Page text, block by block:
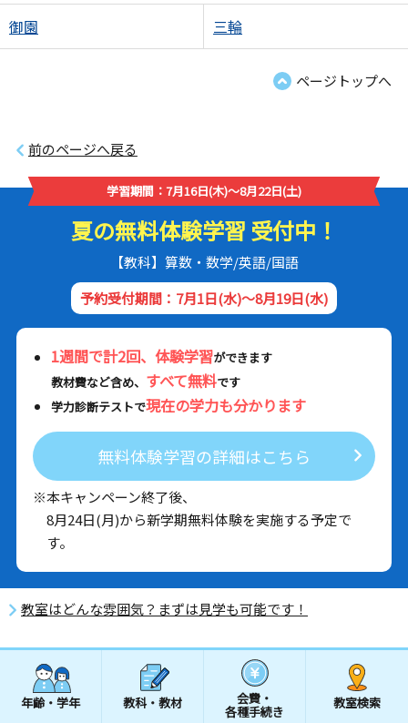
御園 三輪
ページトップへ
前のページへ戻る
学習期間：7月16日(木)～8月22日(土)
夏の無料体験学習 受付中！
【教科】算数・数学/英語/国語
予約受付期間：7月1日(水)～8月19日(水)
1週間で計2回、体験学習ができます
教材費など含め、 すべて無料です
学力診断テストで現在の学力も分かります
無料体験学習の詳細はこちら
※本キャンペーン終了後、
8月24日(月)から新学期無料体験を実施する予定で
す。
教室はどんな雰囲気？まずは見学も可能です！
年齢・学年 教科・教材 会費・
各種手続き
教室検索